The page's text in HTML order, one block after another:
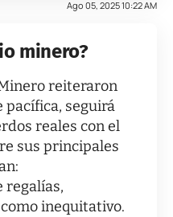
Ago 05, 2025 10:22 AM
minero?
reiteraron
pacífica, seguirá
reales con el
sus principales
regalías,
inequitativo.